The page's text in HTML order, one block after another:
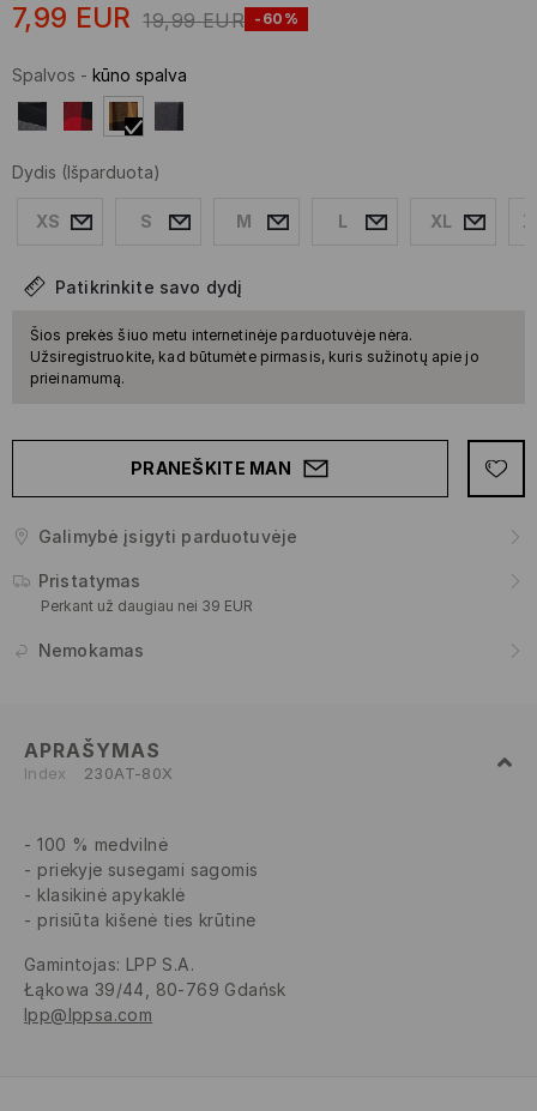
7,99 EUR 19,99 EUR -60%
Spalvos - kūno spalva
Dydis (Išparduota)
XS S M L XL
Patikrinkite savo dydį
Šios prekės šiuo metu internetinėje parduotuvėje nėra.
Užsiregistruokite, kad būtumėte pirmasis, kuris sužinotų apie jo
prieinamumą.
PRANEŠKITE MAN
Galimybė įsigyti parduotuvėje
Pristatymas
Perkant už daugiau nei 39 EUR
Nemokamas
APRAŠYMAS
Index 230AT-80X
100 % medvilnė
priekyje susegami sagomis
klasikinė apykaklė
prisiūta kišenė ties krūtine
Gamintojas: LPP S.A.
Łąkowa 39/44, 80-769 Gdańsk
lpp@lppsa.com